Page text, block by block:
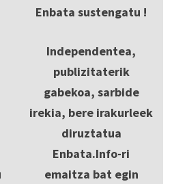
Enbata sustengatu !
Independentea,
publizitaterik
gabekoa, sarbide
irekia, bere irakurleek
diruztatua
Enbata.Info-ri
emaitza bat egin